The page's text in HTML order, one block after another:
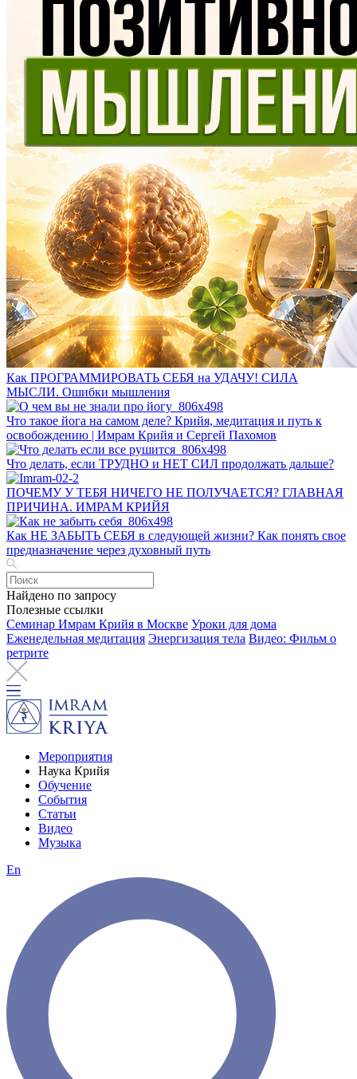
Как ПРОГРАММИРОВАТЬ СЕБЯ на УДАЧУ! СИЛА
МЫСЛИ. Ошибки мышления
Что такое йога на самом деле? Крийя, медитация и путь к
освобождению | Имрам Крийя и Сергей Пахомов
Что делать, если ТРУДНО и НЕТ СИЛ продолжать дальше?
ПОЧЕМУ У ТЕБЯ НИЧЕГО НЕ ПОЛУЧАЕТСЯ? ГЛАВНАЯ
ПРИЧИНА. ИМРАМ КРИЙЯ
Как НЕ ЗАБЫТЬ СЕБЯ в следующей жизни? Как понять свое
предназначение через духовный путь
Найдено по запросу
Полезные ссылки
Семинар Имрам Крийя в Москве Уроки для дома
Еженедельная медитация Энергизация тела Видео: Фильм о
ретрите
Мероприятия
Наука Крийя
Обучение
События
Статьи
Видео
Музыка
En